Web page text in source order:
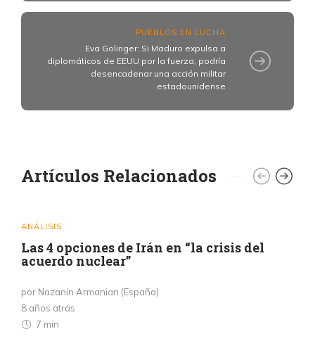
PUEBLOS EN LUCHA
Eva Golinger: Si Maduro expulsa a
diplomáticos de EEUU por la fuerza, podría
desencadenar una acción militar
estadounidense
Artículos Relacionados
ANÁLISIS
Las 4 opciones de Irán en “la crisis del
acuerdo nuclear”
por Nazanín Armanian (España)
8 años atrás
7 min